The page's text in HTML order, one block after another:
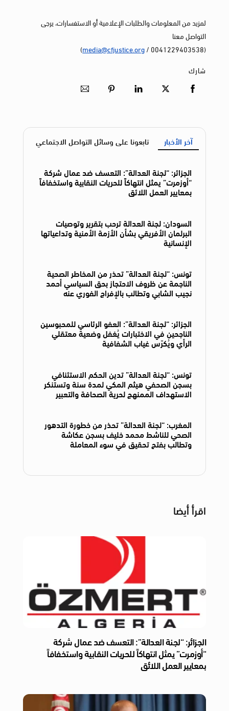
لمزيد من المعلومات والطلبات الإعلامية أو الاستفسارات، يرجى
التواصل معنا
(0041229403538 /
media@cfjustice.org
)
شارك
آخر الأخبار تابعونا على وسائل التواصل الاجتماعي
الجزائر: “لجنة العدالة”: التعسف ضد عمال شركة
“أوزمرت” يمثل انتهاكاً للحريات النقابية واستخفافاً
بمعايير العمل اللائق
السودان: لجنة العدالة ترحب بتقرير وتوصيات
البرلمان الأفريقي بشأن الأزمة الأمنية وتداعياتها
الإنسانية
تونس: “لجنة العدالة” تحذر من المخاطر الصحية
الناجمة عن ظروف الاحتجاز بحق السياسي أحمد
نجيب الشابي وتطالب بالإفراج الفوري عنه
الجزائر: “لجنة العدالة”: العفو الرئاسي للمحبوسين
الناجحين في الاختبارات يُغفل وضعية معتقلي
الرأي ويُكرّس غياب الشفافية
تونس: “لجنة العدالة” تدين الحكم الاستئنافي
بسجن الصحفي هيثم المكي لمدة سنة وتستنكر
الاستهداف الممنهج لحرية الصحافة والتعبير
المغرب: “لجنة العدالة” تحذر من خطورة التدهور
الصحي للناشط محمد خليف بسجن عكاشة
وتطالب بفتح تحقيق في سوء المعاملة
اقرأ أيضا
الجزائر: “لجنة العدالة”: التعسف ضد عمال شركة
“أوزمرت” يمثل انتهاكاً للحريات النقابية واستخفافاً
بمعايير العمل اللائق